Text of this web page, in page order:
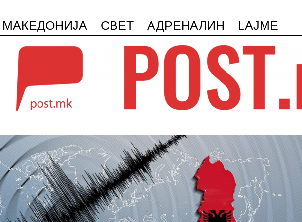
МАКЕДОНИЈА СВЕТ АДРЕНАЛИН LAJME